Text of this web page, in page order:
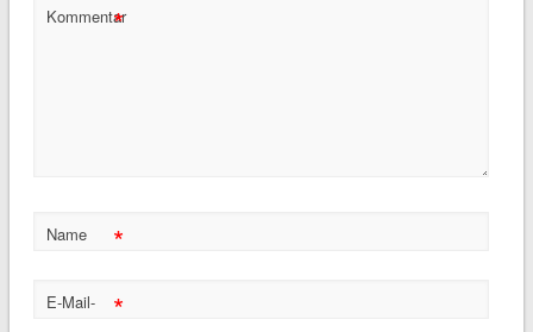
Kommentar
*
Name *
E-Mail-
*